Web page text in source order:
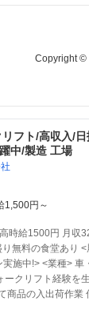
Copyright ©
フト/高収入/
中/製造 工場
1,500円～
時給1500円 月収
無料の食堂あり
施中!> <業種> 車
ークリフト経験を
商品の入出荷作業